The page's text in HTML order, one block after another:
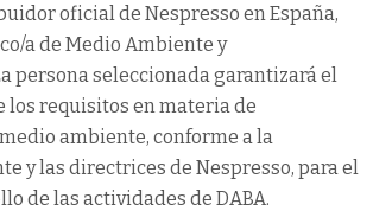
oficial de Nespresso en España,
a de Medio Ambiente y
persona seleccionada garantizará el
requisitos en materia de
ambiente, conforme a la
y las directrices de Nespresso, para el
de las actividades de DABA.